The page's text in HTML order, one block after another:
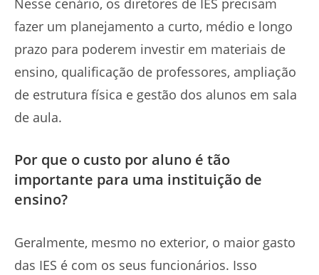
Nesse cenário, os diretores de IES precisam
fazer um planejamento a curto, médio e longo
prazo para poderem investir em materiais de
ensino, qualificação de professores, ampliação
de estrutura física e gestão dos alunos em sala
de aula.
Por que o custo por aluno é tão
importante para uma instituição de
ensino?
Geralmente, mesmo no exterior, o maior gasto
das IES é com os seus funcionários. Isso